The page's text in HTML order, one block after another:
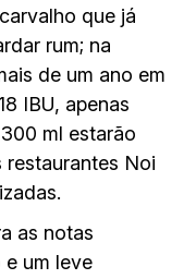
que já
rum; na
de um ano em
IBU, apenas
ml estarão
restaurantes Noi
as notas
e um leve